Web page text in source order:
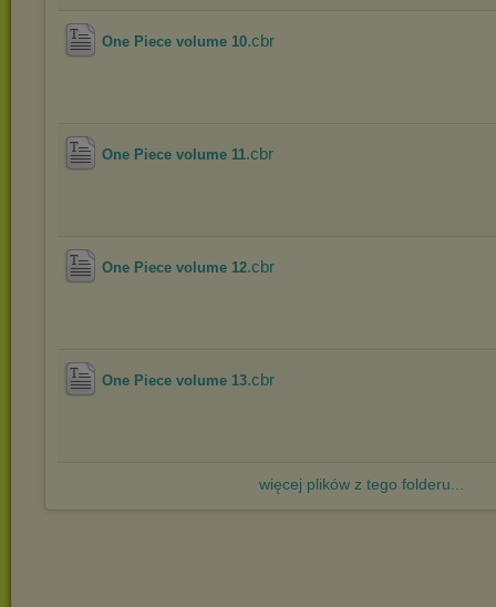
One Piece volume 10.cbr
One Piece volume 11.cbr
One Piece volume 12.cbr
One Piece volume 13.cbr
więcej plików z tego folderu...